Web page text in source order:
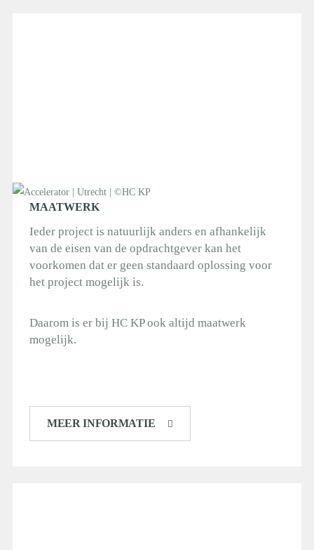
MAATWERK
Ieder project is natuurlijk anders en afhankelijk
van de eisen van de opdrachtgever kan het
voorkomen dat er geen standaard oplossing voor
het project mogelijk is.
Daarom is er bij HC KP ook altijd maatwerk
mogelijk.
MEER INFORMATIE